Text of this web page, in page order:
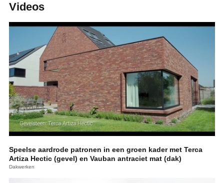
Videos
Speelse aardrode patronen in een groen kader met Terca
Artiza Hectic (gevel) en Vauban antraciet mat (dak)
Dakwerken